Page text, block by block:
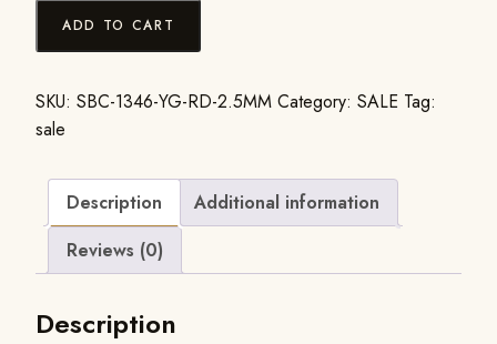
ADD TO CART
SKU: SBC-1346-YG-RD-2.5MM Category: SALE Tag:
sale
Description
Additional information
Reviews (0)
Description